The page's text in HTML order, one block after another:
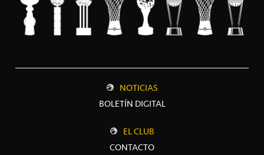
NOTICIAS
BOLETÍN DIGITAL
EL CLUB
CONTACTO